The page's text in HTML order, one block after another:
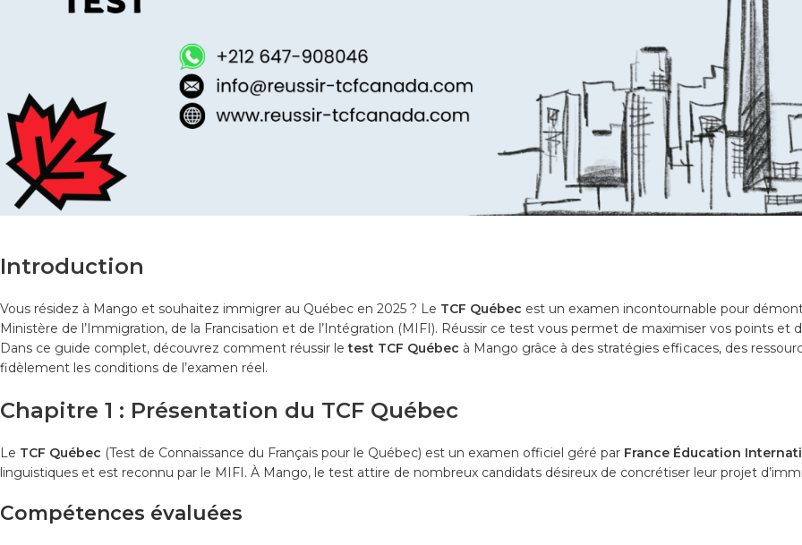
Introduction
Vous résidez à Mango et souhaitez immigrer au Québec en 2025 ? Le TCF Québec est un examen incontournable pour
Ministère de l’Immigration, de la Francisation et de l’Intégration (MIFI). Réussir ce test vous permet de maximiser vos points et
Dans ce guide complet, découvrez comment réussir letest TCF Québec à Mango grâce à des stratégies efficaces, des
fidèlement les conditions de l’examen réel.
Chapitre 1 : Présentation du TCF Québec
Le TCF Québec (Test de Connaissance du Français pour le Québec) est un examen officiel géré par France Éducation
linguistiques et est reconnu par le MIFI. À Mango, le test attire de nombreux candidats désireux de concrétiser leur projet
Compétences évaluées